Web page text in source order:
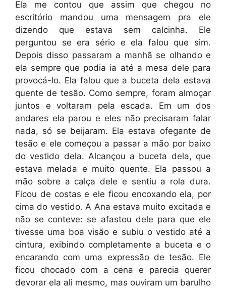
Ela me contou que assim que chegou no
escritório mandou uma mensagem pra ele
dizendo que estava sem calcinha. Ele
perguntou se era sério e ela falou que sim.
Depois disso passaram a manhã se olhando e
ela sempre que podia ia até a mesa dele para
provocá-lo. Ela falou que a buceta dela estava
quente de tesão. Como sempre, foram almoçar
juntos e voltaram pela escada. Em um dos
andares ela parou e eles não precisaram falar
nada, só se beijaram. Ela estava ofegante de
tesão e ele começou a passar a mão por baixo
do vestido dela. Alcançou a buceta dela, que
estava melada e muito quente. Ela passou a
mão sobre a calça dele e sentiu a rola dura.
Ficou de costas e ele ficou encoxando ela, por
cima do vestido. A Ana estava muito excitada e
não se conteve: se afastou dele para que ele
tivesse uma boa visão e subiu o vestido até a
cintura, exibindo completamente a buceta e o
encarando com uma expressão de tesão. Ele
ficou chocado com a cena e parecia querer
devorar ela ali mesmo, mas ouviram um barulho